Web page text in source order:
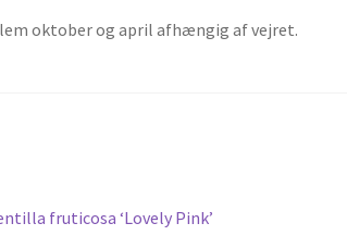
oktober og april afhængig af vejret.
fruticosa ‘Lovely Pink’